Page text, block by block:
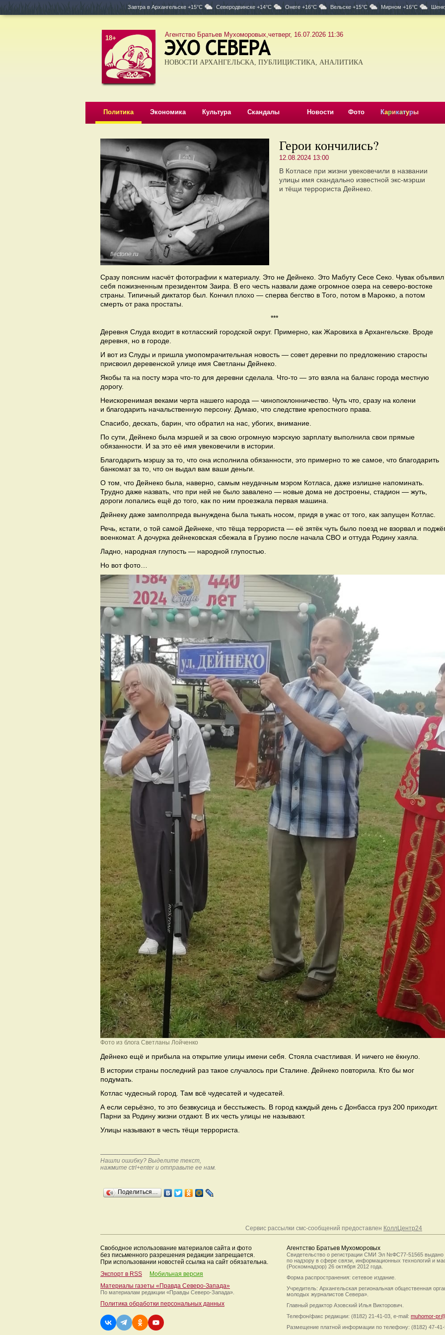
Завтра в Архангельске +15°C Северодвинске +14°C Онеге +16°C Вельске +15°C Мирном +16°C
18+ Агентство Братьев Мухоморовых,четверг, 16.07.2026 11:36
НОВОСТИ АРХАНГЕЛЬСКА, ПУБЛИЦИСТИКА, АНАЛИТИКА
Политика Экономика Культура Скандалы Новости Фото Карикатуры
flectone.ru
Герои кончились?
12.08.2024 13:00
В Котласе при жизни увековечили в названии
улицы имя скандально известной экс-мэрши
и тёщи террориста Дейнеко.
Сразу поясним насчёт фотографии к материалу. Это не Дейнеко. Это Мабуту Сесе Секо. Чувак объявил
себя пожизненным президентом Заира. В его честь назвали даже огромное озера на северо-востоке
страны. Типичный диктатор был. Кончил плохо — сперва бегство в Того, потом в Марокко, а потом
смерть от рака простаты.
***
Деревня Слуда входит в котласский городской округ. Примерно, как Жаровиха в Архангельске. Вроде
деревня, но в городе.
И вот из Слуды и пришла умопомрачительная новость — совет деревни по предложению старосты
присвоил деревенской улице имя Светланы Дейнеко.
Якобы та на посту мэра что-то для деревни сделала. Что-то — это взяла на баланс города местную
дорогу.
Неискоренимая веками черта нашего народа — чинопоклонничество. Чуть что, сразу на колени
и благодарить начальственную персону. Думаю, что следствие крепостного права.
Спасибо, дескать, барин, что обратил на нас, убогих, внимание.
По сути, Дейнеко была мэршей и за свою огромную мэрскую зарплату выполнила свои прямые
обязанности. И за это её имя увековечили в истории.
Благодарить мэршу за то, что она исполнила обязанности, это примерно то же самое, что благодарить
банкомат за то, что он выдал вам ваши деньги.
О том, что Дейнеко была, наверно, самым неудачным мэром Котласа, даже излишне напоминать.
Трудно даже назвать, что при ней не было завалено — новые дома не достроены, стадион — жуть,
дороги лопались ещё до того, как по ним проезжала первая машина.
Дейнеку даже замполпреда вынуждена была тыкать носом, придя в ужас от того, как запущен Котлас.
Речь, кстати, о той самой Дейнеке, что тёща террориста — её зятёк чуть было поезд не взорвал и
военкомат. А дочурка дейнековская сбежала в Грузию после начала СВО и оттуда Родину хаяла.
Ладно, народная глупость — народной глупостью.
Но вот фото…
Фото из блога Светланы Лойченко
Дейнеко ещё и прибыла на открытие улицы имени себя. Стояла счастливая. И ничего не ёкнуло.
В истории страны последний раз такое случалось при Сталине. Дейнеко повторила. Кто бы мог
подумать.
Котлас чудесный город. Там всё чудесатей и чудесатей.
А если серьёзно, то это безвкусица и бесстыжесть. В город каждый день с Донбасса груз 200 приходит.
Парни за Родину жизни отдают. В их честь улицы не называют.
Улицы называют в честь тёщи террориста.
Нашли ошибку? Выделите текст,
нажмите ctrl+enter и отправьте ее нам.
Поделиться…
Сервис рассылки смс-сообщений предоставлен КоллЦентр24
Свободное использование материалов сайта и фото
без письменного разрешения редакции запрещается.
При использовании новостей ссылка на сайт обязательна.
Экспорт в RSS
Мобильная версия
Материалы газеты «Правда Северо-Запада»
По материалам редакции «Правды Северо-Запада».
Политика обработки персональных данных
Агентство Братьев Мухоморовых
Свидетельство о регистрации СМИ Эл №ФС77-51565 выдано
по надзору в сфере связи, информационных технологий и
(Роскомнадзор) 26 октября 2012 года.
Форма распространения: сетевое издание.
Учредитель: Архангельская региональная общественная
молодых журналистов Севера».
Главный редактор Азовский Илья Викторович.
Телефон/факс редакции: (8182) 21-41-03, e-mail: muhomor-
Размещение платной информации по телефону: (8182) 47-